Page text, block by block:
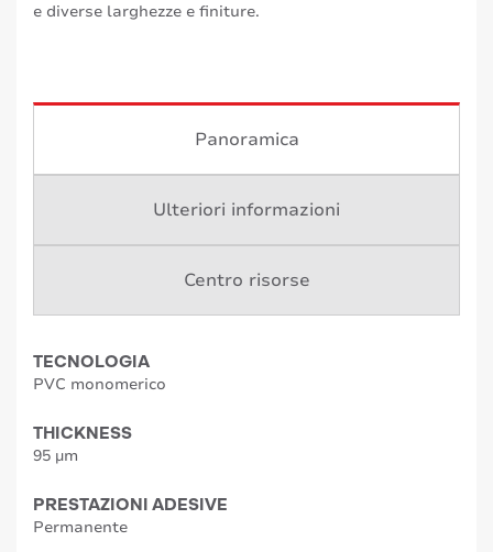
e diverse larghezze e finiture.
Panoramica
Ulteriori informazioni
Centro risorse
TECNOLOGIA
PVC monomerico
THICKNESS
95 µm
PRESTAZIONI ADESIVE
Permanente